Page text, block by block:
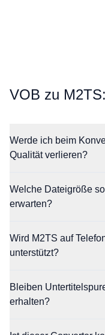
⁦VOB⁩ zu
Werde ich beim
Qualität verlieren?
Welche Dateigröße
erwarten?
Wird M2TS auf
unterstützt?
Bleiben
erhalten?